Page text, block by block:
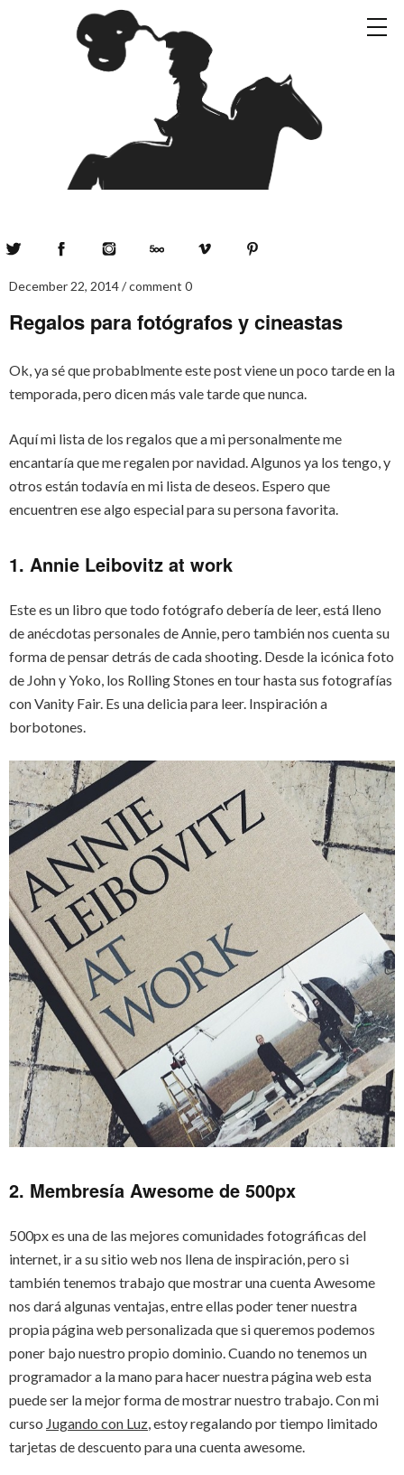
December 22, 2014 comment 0
Regalos para fotógrafos y cineastas
Ok, ya sé que probablmente este post viene un poco tarde en la
temporada, pero dicen más vale tarde que nunca.
Aquí mi lista de los regalos que a mi personalmente me
encantaría que me regalen por navidad. Algunos ya los tengo, y
otros están todavía en mi lista de deseos. Espero que
encuentren ese algo especial para su persona favorita.
1. Annie Leibovitz at work
Este es un libro que todo fotógrafo debería de leer, está lleno
de anécdotas personales de Annie, pero también nos cuenta su
forma de pensar detrás de cada shooting. Desde la icónica foto
de John y Yoko, los Rolling Stones en tour hasta sus fotografías
con Vanity Fair. Es una delicia para leer. Inspiración a
borbotones.
2. Membresía Awesome de 500px
500px es una de las mejores comunidades fotográficas del
internet, ir a su sitio web nos llena de inspiración, pero si
también tenemos trabajo que mostrar una cuenta Awesome
nos dará algunas ventajas, entre ellas poder tener nuestra
propia página web personalizada que si queremos podemos
poner bajo nuestro propio dominio. Cuando no tenemos un
programador a la mano para hacer nuestra página web esta
puede ser la mejor forma de mostrar nuestro trabajo. Con mi
curso Jugando con Luz, estoy regalando por tiempo limitado
tarjetas de descuento para una cuenta awesome.